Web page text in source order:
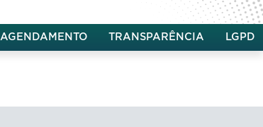
AGENDAMENTO TRANSPARÊNCIA LGPD